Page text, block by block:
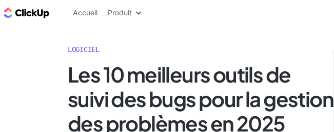
ClickUp Blog
Accueil Produit
LOGICIEL
Les 10 meilleurs outils de
suivi des bugs pour la gestion
des problèmes en 2025